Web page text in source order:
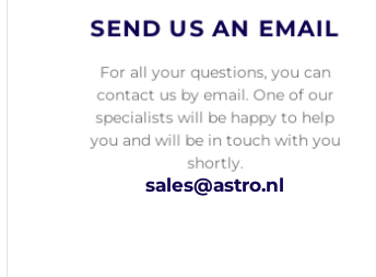
SEND US AN EMAIL
For all your questions, you can
contact us by email. One of our
specialists will be happy to help
you and will be in touch with you
shortly.
sales@astro.nl